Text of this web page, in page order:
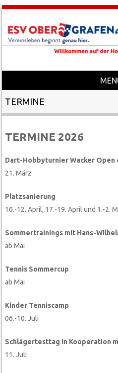
Skip to content
TERMINE
TERMINE 2026
Dart-Hobbyturnier Wacker Open
21. März
Platzsanierung
10.-12. April, 17.-19. April und 1.-2.
Sommertrainings mit Hans-
ab Mai
Tennis Sommercup
ab Mai
Kinder Tenniscamp
06.-10. Juli
Schlägertesttag in Kooperation
11. Juli